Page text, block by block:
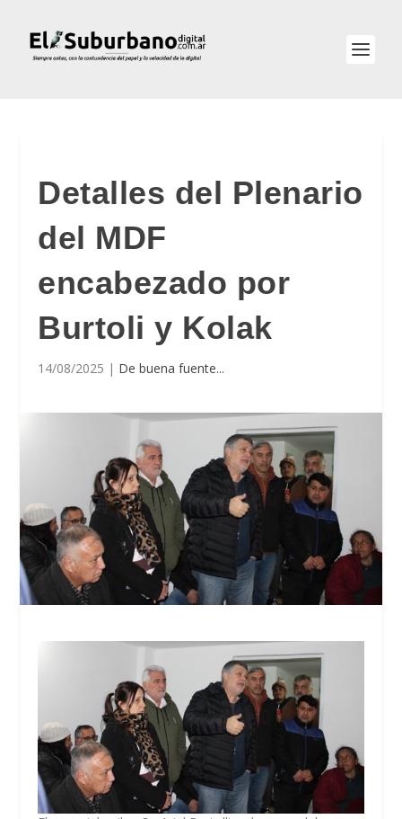
Detalles del Plenario
del MDF
encabezado por
Burtoli y Kolak
14/08/2025 | De buena fuente...